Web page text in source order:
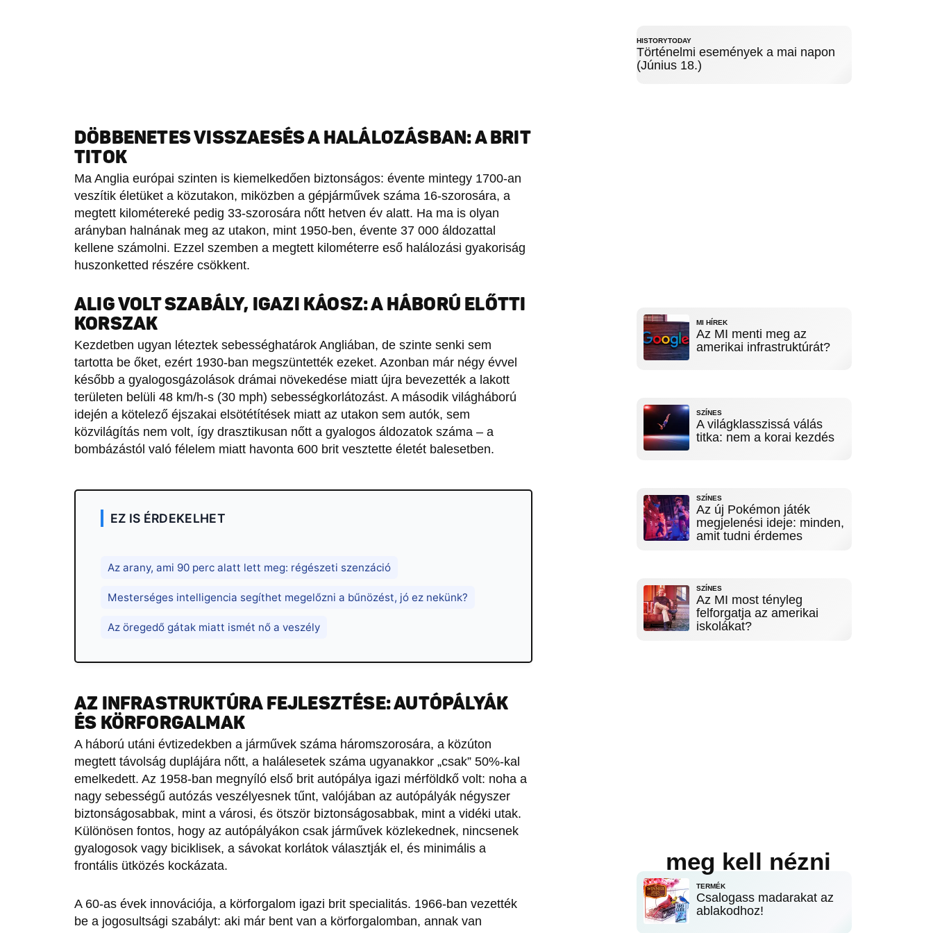
DÖBBENETES VISSZAESÉS A HALÁLOZÁSBAN: A BRIT
TITOK
Ma Anglia európai szinten is kiemelkedően biztonságos: évente mintegy 1700-an
veszítik életüket a közutakon, miközben a gépjárművek száma 16-szorosára, a
megtett kilométereké pedig 33-szorosára nőtt hetven év alatt. Ha ma is olyan
arányban halnának meg az utakon, mint 1950-ben, évente 37 000 áldozattal
kellene számolni. Ezzel szemben a megtett kilométerre eső halálozási gyakoriság
huszonketted részére csökkent.
ALIG VOLT SZABÁLY, IGAZI KÁOSZ: A HÁBORÚ ELŐTTI
KORSZAK
Kezdetben ugyan léteztek sebességhatárok Angliában, de szinte senki sem
tartotta be őket, ezért 1930-ban megszüntették ezeket. Azonban már négy évvel
később a gyalogosgázolások drámai növekedése miatt újra bevezették a lakott
területen belüli 48 km/h-s (30 mph) sebességkorlátozást. A második világháború
idején a kötelező éjszakai elsötétítések miatt az utakon sem autók, sem
közvilágítás nem volt, így drasztikusan nőtt a gyalogos áldozatok száma – a
bombázástól való félelem miatt havonta 600 brit vesztette életét balesetben.
EZ IS ÉRDEKELHET
Az arany, ami 90 perc alatt lett meg: régészeti szenzáció
Mesterséges intelligencia segíthet megelőzni a bűnözést, jó ez nekünk?
Az öregedő gátak miatt ismét nő a veszély
AZ INFRASTRUKTÚRA FEJLESZTÉSE: AUTÓPÁLYÁK
ÉS KÖRFORGALMAK
A háború utáni évtizedekben a járművek száma háromszorosára, a közúton
megtett távolság duplájára nőtt, a halálesetek száma ugyanakkor „csak” 50%-kal
emelkedett. Az 1958-ban megnyíló első brit autópálya igazi mérföldkő volt: noha a
nagy sebességű autózás veszélyesnek tűnt, valójában az autópályák négyszer
biztonságosabbak, mint a városi, és ötször biztonságosabbak, mint a vidéki utak.
Különösen fontos, hogy az autópályákon csak járművek közlekednek, nincsenek
gyalogosok vagy biciklisek, a sávokat korlátok választják el, és minimális a
frontális ütközés kockázata.
A 60-as évek innovációja, a körforgalom igazi brit specialitás. 1966-ban vezették
be a jogosultsági szabályt: aki már bent van a körforgalomban, annak van
HISTORYTODAY
Történelmi események a mai napon
(Június 18.)
MI HÍREK
Az MI menti meg az
amerikai infrastruktúrát?
SZÍNES
A világklasszissá válás
titka: nem a korai kezdés
SZÍNES
Az új Pokémon játék
megjelenési ideje: minden,
amit tudni érdemes
SZÍNES
Az MI most tényleg
felforgatja az amerikai
iskolákat?
meg kell nézni
TERMÉK
Csalogass madarakat az
ablakodhoz!